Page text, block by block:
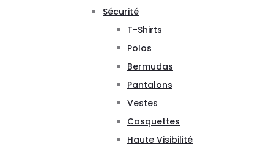
Sécurité
T-Shirts
Polos
Bermudas
Pantalons
Vestes
Casquettes
Haute Visibilité